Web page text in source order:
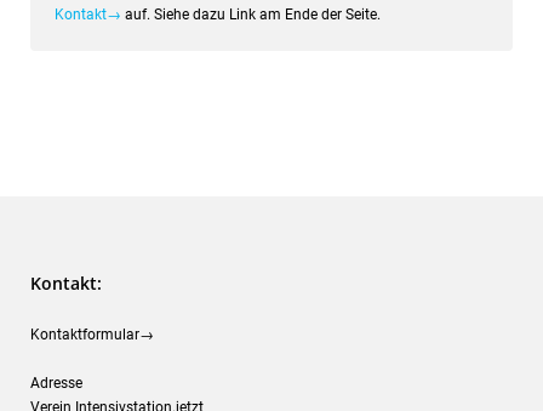
Kontakt→ auf. Siehe dazu Link am Ende der Seite.
Kontakt:
Kontaktformular→
Adresse
Verein Intensivstation.jetzt